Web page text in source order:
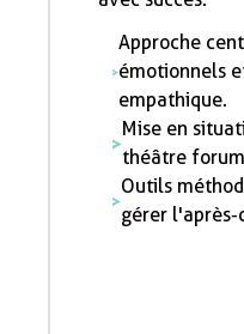
Approche
émotionnels
empathique.
Mise en
théâtre
Outils
gérer